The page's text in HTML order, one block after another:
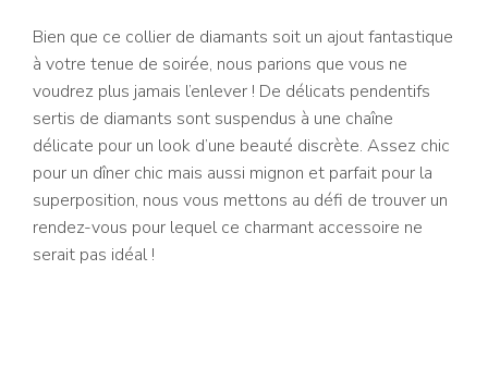
Bien que ce collier de diamants soit un ajout fantastique
à votre tenue de soirée, nous parions que vous ne
voudrez plus jamais l’enlever ! De délicats pendentifs
sertis de diamants sont suspendus à une chaîne
délicate pour un look d’une beauté discrète. Assez chic
pour un dîner chic mais aussi mignon et parfait pour la
superposition, nous vous mettons au défi de trouver un
rendez-vous pour lequel ce charmant accessoire ne
serait pas idéal !